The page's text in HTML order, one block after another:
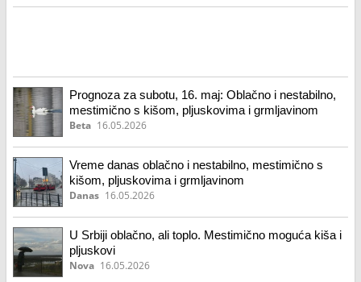
Prognoza za subotu, 16. maj: Oblačno i nestabilno,
mestimično s kišom, pljuskovima i grmljavinom
Beta 16.05.2026
Vreme danas oblačno i nestabilno, mestimično s
kišom, pljuskovima i grmljavinom
Danas 16.05.2026
U Srbiji oblačno, ali toplo. Mestimično moguća kiša i
pljuskovi
Nova 16.05.2026